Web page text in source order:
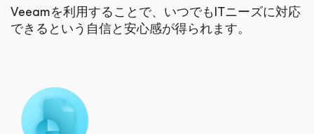
Veeamを利用することで、いつでもITニーズに対応
できるという自信と安心感が得られます。